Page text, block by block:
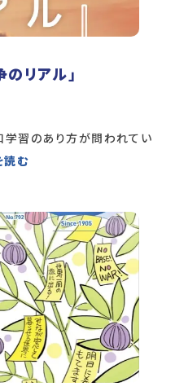
リアル」
学習のあり方が問われてい
む